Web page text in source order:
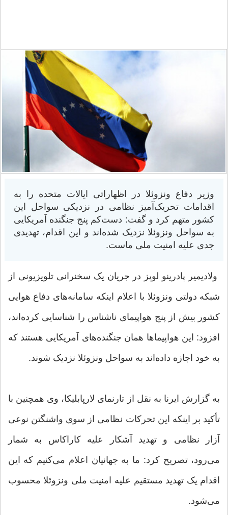
وزیر دفاع ونزوئلا در اظهاراتی ایالات متحده را به
اقدامات تحریک‌آمیز نظامی در نزدیکی سواحل این
کشور متهم کرد و گفت: دست‌کم پنج جنگنده آمریکایی
به سواحل ونزوئلا نزدیک شده‌اند و این اقدام، تهدیدی
جدی علیه امنیت ملی ماست.
ولادیمیر پادرینو لوپز در جریان یک سخنرانی تلویزیونی از
شبکه دولتی ونزوئلا با اعلام اینکه سامانه‌های دفاع هوایی
کشور بیش از پنج هواپیمای ناشناس را شناسایی کرده‌اند،
افزود: این هواپیماها همان جنگنده‌های آمریکایی هستند که
به خود اجازه داده‌اند به سواحل ونزوئلا نزدیک شوند.
به گزارش ایرنا به نقل از تارنمای لارپابلیکا، وی همچنین با
تأکید بر اینکه این تحرکات نظامی از سوی واشنگتن نوعی
آزار نظامی و تهدید آشکار علیه کاراکاس به شمار
می‌رود، تصریح کرد: ما به جهانیان اعلام می‌کنیم که این
اقدام یک تهدید مستقیم علیه امنیت ملی ونزوئلا محسوب
می‌شود.